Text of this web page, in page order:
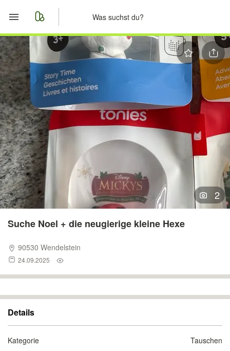
Start
Merkliste
Nachrichten
Anzeige aufgeben
2
Suche Noel + die neugierige kleine Hexe
90530 Wendelstein
24.09.2025
Details
Kategorie Tauschen